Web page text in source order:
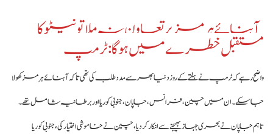
آبنائے ہرمز پر تعاون نہ ملا تو نیٹو کا
مستقبل خطرے میں ہوگا: ٹرمپ
واضح رہےکہ ٹرمپ نے ہفتے کے روز دنیا بھر سے مدد طلب کی تھی تاکہ آبنائے ہرمز کھولا
جا سکے۔ ان میں چین، فرانس، جاپان، جنوبی کوریا اور برطانیہ شامل تھے۔
تاہم جاپان نے بحری جہاز بھیجنے سے انکار کر دیا، چین نے خاموشی اختیار کی، جنوبی کوریا